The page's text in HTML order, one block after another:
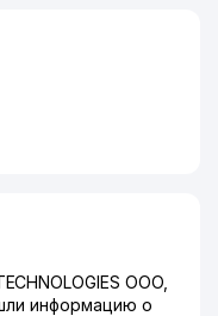
ООО,
информацию о